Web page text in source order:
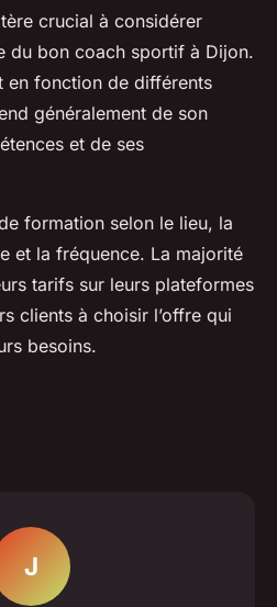
crucial à considérer
du bon coach sportif à Dijon.
en fonction de différents
généralement de son
et de ses
formation selon le lieu, la
et la fréquence. La majorité
tarifs sur leurs plateformes
clients à choisir l’offre qui
besoins.
J